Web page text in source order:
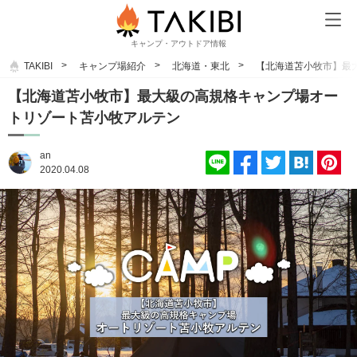
キャンプ・アウトドア情報
TAKIBI キャンプ場紹介 北海道・東北 【北海道苫小牧市】
【北海道苫小牧市】最大級の高規格キャンプ場オー
トリゾート苫小牧アルテン
an
2020.04.08